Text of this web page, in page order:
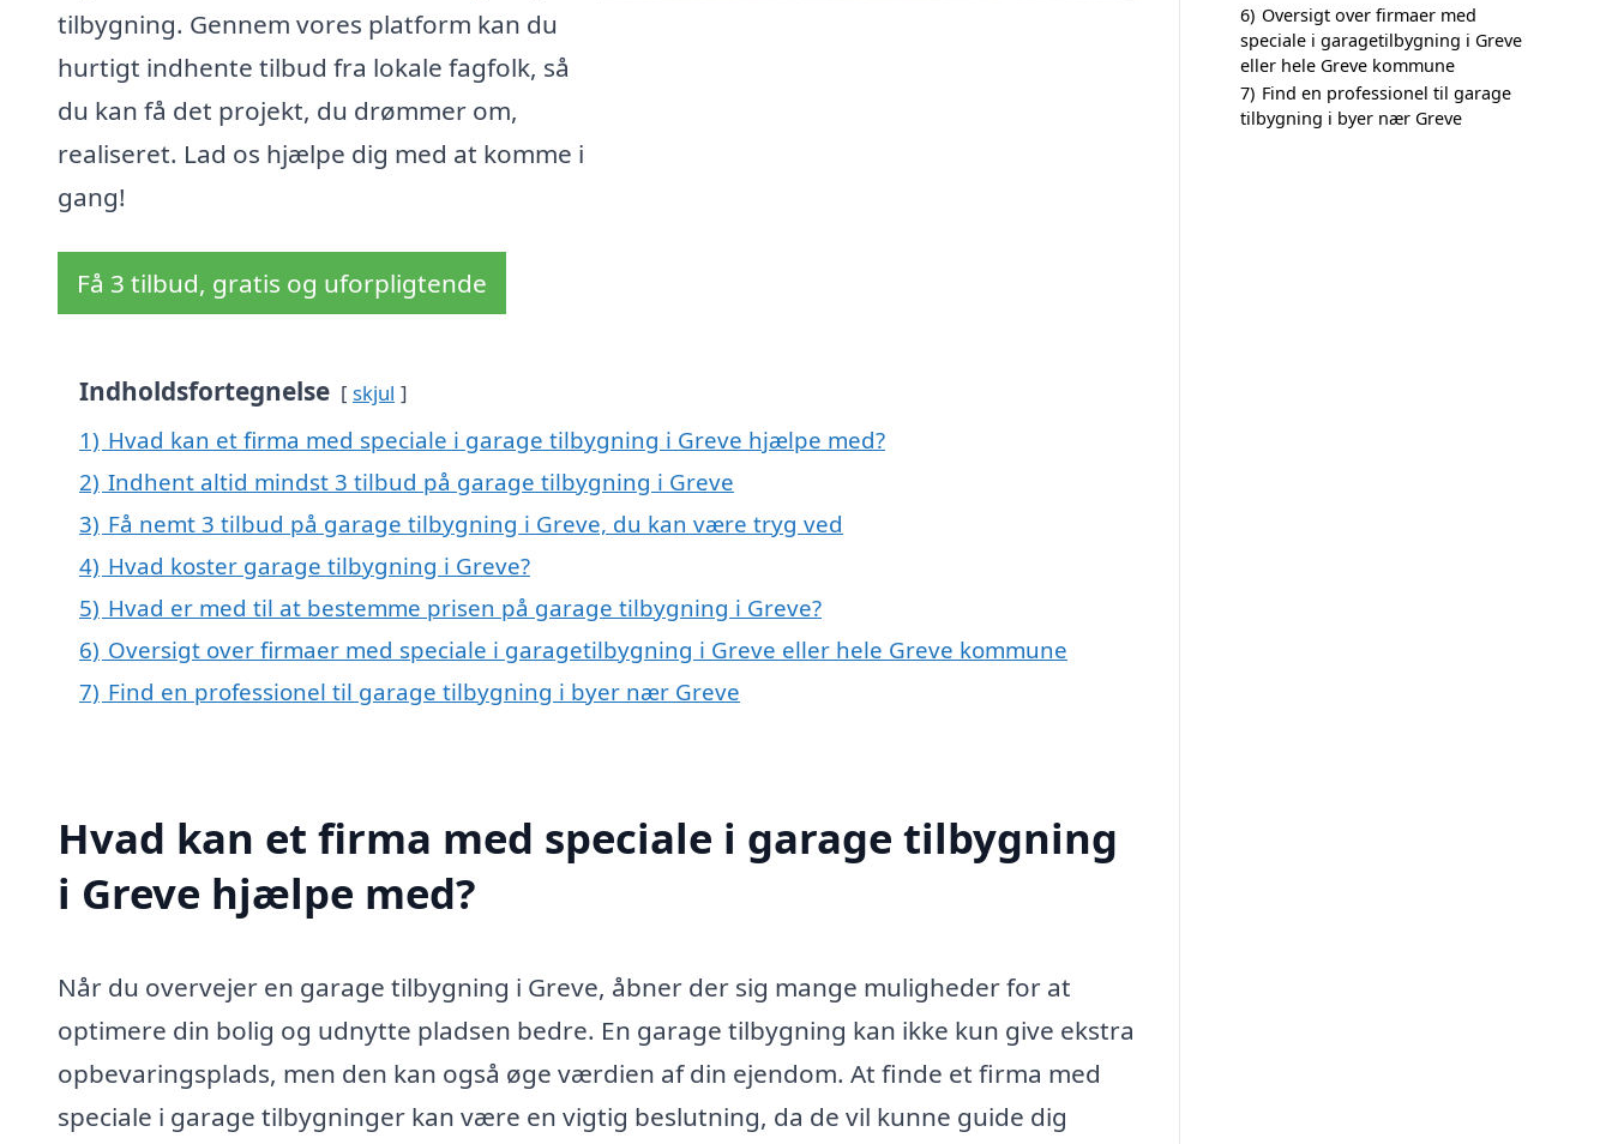
tilbygning. Gennem vores platform kan du
hurtigt indhente tilbud fra lokale fagfolk, så
du kan få det projekt, du drømmer om,
realiseret. Lad os hjælpe dig med at komme i
gang!
Få 3 tilbud, gratis og uforpligtende
Indholdsfortegnelse skjul
1) Hvad kan et firma med speciale i garage tilbygning i Greve hjælpe med?
2) Indhent altid mindst 3 tilbud på garage tilbygning i Greve
3) Få nemt 3 tilbud på garage tilbygning i Greve, du kan være tryg ved
4) Hvad koster garage tilbygning i Greve?
5) Hvad er med til at bestemme prisen på garage tilbygning i Greve?
6) Oversigt over firmaer med speciale i garagetilbygning i Greve eller hele Greve kommune
7) Find en professionel til garage tilbygning i byer nær Greve
Hvad kan et firma med speciale i garage tilbygning
i Greve hjælpe med?
Når du overvejer en garage tilbygning i Greve, åbner der sig mange muligheder for at
optimere din bolig og udnytte pladsen bedre. En garage tilbygning kan ikke kun give ekstra
opbevaringsplads, men den kan også øge værdien af din ejendom. At finde et firma med
speciale i garage tilbygninger kan være en vigtig beslutning, da de vil kunne guide dig
6) Oversigt over firmaer med
speciale i garagetilbygning i Greve
eller hele Greve kommune
7) Find en professionel til garage
tilbygning i byer nær Greve